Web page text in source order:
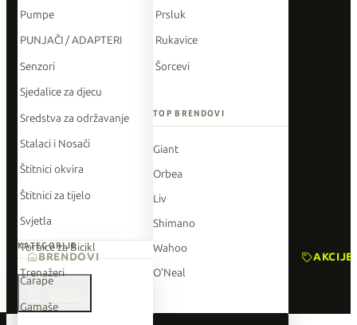
Pumpe
PUNJAČI / ADAPTERI
Senzori
Sjedalice za djecu
Sredstva za održavanje
Stalaci i Nosači
Štitnici okvira
Štitnici za tijelo
Svjetla
Torbice za Bicikl
Trenažeri
Prsluk
Rukavice
Šorcevi
TOP BRENDOVI
Giant
Orbea
Liv
Shimano
Wahoo
O'Neal
KATEGORIJE
Čarape
Gamaše
BRENDOVI AKCIJE
